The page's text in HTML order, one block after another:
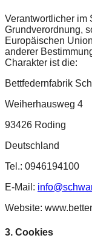
Verantwortlicher im
Grundverordnung,
Europäischen
anderer
Charakter ist die:
Bettfedernfabrik
Weiherhausweg 4
93426 Roding
Deutschland
Tel.: 0946194100
E-Mail:
Website:
3. Cookies